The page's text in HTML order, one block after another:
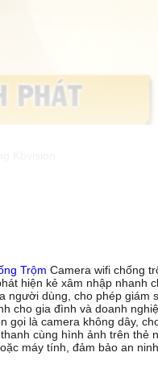
Trộm Camera wifi chống
hiện kẻ xâm nhập nhanh
người dùng, cho phép
cho gia đình và doanh
gọi là camera không dây,
cùng hình ảnh trên
máy tính, đảm bảo an